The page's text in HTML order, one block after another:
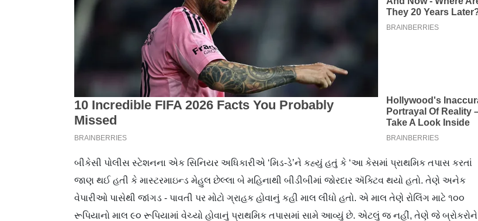
બીકેસી પોલીસ સ્ટેશનના એક સિનિયર અધિકારીએ ‘મિડ-ડે’ને કહ્યું હતું કે ‘આ કેસમાં પ્રાથમિક તપાસ કરતાં
જાણ થઈ હતી કે માસ્ટરમાઇન્ડ મેહુલ છેલ્લા બે મહિનાથી બીડીબીમાં જોરદાર ઍક્ટિવ થયો હતો. તેણે અનેક
વેપારીઓ પાસેથી જાંગડ - પાવતી પર મોટો ગ્રાહક હોવાનું કહી માલ લીધો હતો. એ માલ તેણે રોલિંગ માટે ૧૦૦
રૂપિયાનો માલ ૯૦ રૂપિયામાં વેચ્યો હોવાનું પ્રાથમિક તપાસમાં સામે આવ્યું છે. એટલું જ નહીં, તેણે જે બ્રોકરોને